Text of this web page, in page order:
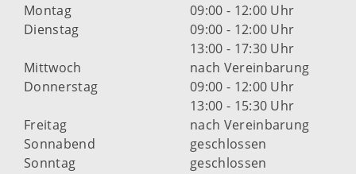
Montag
09:00 - 12:00 Uhr
Dienstag
09:00 - 12:00 Uhr
13:00 - 17:30 Uhr
Mittwoch
nach Vereinbarung
Donnerstag
09:00 - 12:00 Uhr
13:00 - 15:30 Uhr
Freitag
nach Vereinbarung
Sonnabend
geschlossen
Sonntag
geschlossen